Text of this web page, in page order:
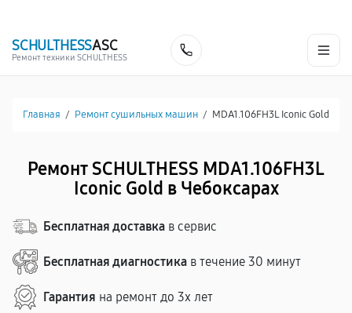
SCHULTHESSASC
Ремонт техники SCHULTHESS
Главная / Ремонт сушильных машин / MDA1.106FH3L Iconic Gold
Ремонт SCHULTHESS MDA1.106FH3L
Iconic Gold в Чебоксарах
Бесплатная доставка в сервис
Бесплатная диагностика в течение 30 минут
Гарантия на ремонт до 3х лет